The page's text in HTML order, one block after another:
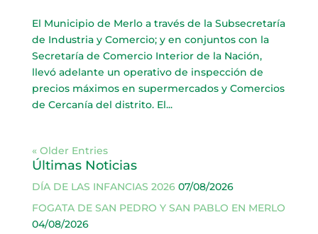
El Municipio de Merlo a través de la Subsecretaría
de Industria y Comercio; y en conjuntos con la
Secretaría de Comercio Interior de la Nación,
llevó adelante un operativo de inspección de
precios máximos en supermercados y Comercios
de Cercanía del distrito. El...
« Older Entries
Últimas Noticias
DÍA DE LAS INFANCIAS 2026 07/08/2026
FOGATA DE SAN PEDRO Y SAN PABLO EN MERLO
04/08/2026